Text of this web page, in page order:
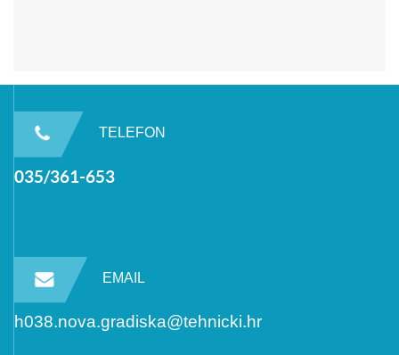
TELEFON
035/361-653
EMAIL
h038.nova.gradiska@tehnicki.hr